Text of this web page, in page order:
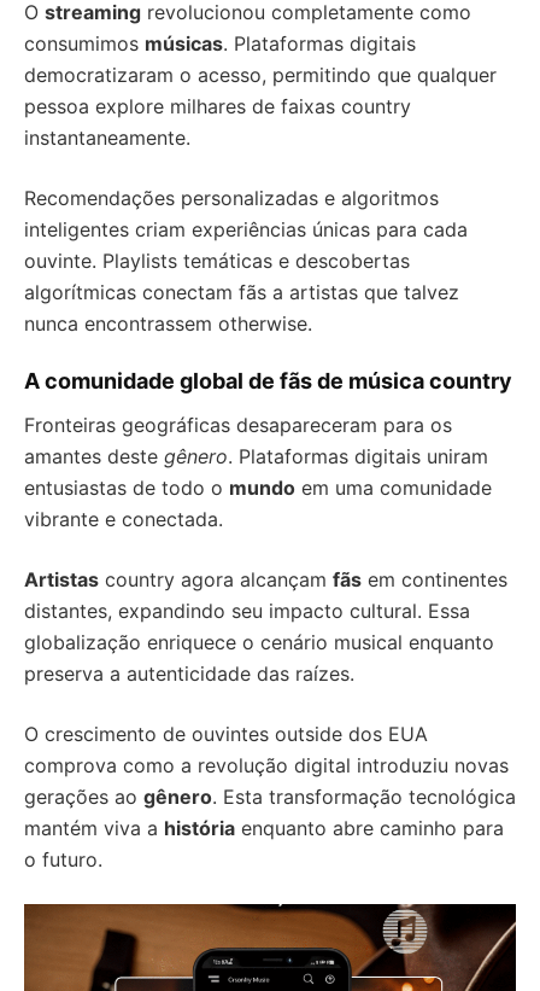
O streaming revolucionou completamente como
consumimos músicas. Plataformas digitais
democratizaram o acesso, permitindo que qualquer
pessoa explore milhares de faixas country
instantaneamente.
Recomendações personalizadas e algoritmos
inteligentes criam experiências únicas para cada
ouvinte. Playlists temáticas e descobertas
algorítmicas conectam fãs a artistas que talvez
nunca encontrassem otherwise.
A comunidade global de fãs de música country
Fronteiras geográficas desapareceram para os
amantes deste gênero. Plataformas digitais uniram
entusiastas de todo o mundo em uma comunidade
vibrante e conectada.
Artistas country agora alcançam fãs em continentes
distantes, expandindo seu impacto cultural. Essa
globalização enriquece o cenário musical enquanto
preserva a autenticidade das raízes.
O crescimento de ouvintes outside dos EUA
comprova como a revolução digital introduziu novas
gerações ao gênero. Esta transformação tecnológica
mantém viva a história enquanto abre caminho para
o futuro.